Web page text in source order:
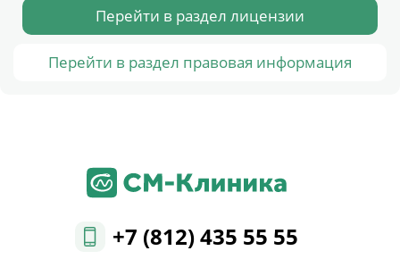
Перейти в раздел лицензии
Перейти в раздел правовая информация
+7 (812) 435 55 55